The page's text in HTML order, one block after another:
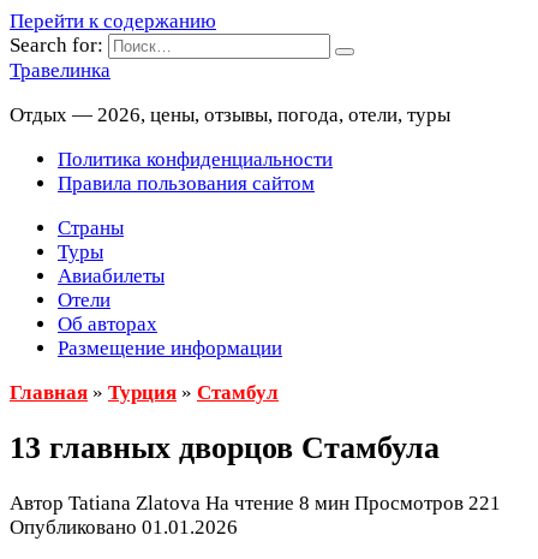
Перейти к содержанию
Search for:
Травелинка
Отдых — 2026, цены, отзывы, погода, отели, туры
Политика конфиденциальности
Правила пользования сайтом
Страны
Туры
Авиабилеты
Отели
Об авторах
Размещение информации
Главная » Турция » Стамбул
13 главных дворцов Стамбула
Автор Tatiana Zlatova На чтение 8 мин Просмотров 221
Опубликовано 01.01.2026